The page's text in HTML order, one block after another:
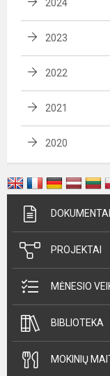
2024
2023
2022
2021
2020
DOKUMENTAI
PROJEKTAI
MĖNESIO
BIBLIOTEKA
MOKINIŲ